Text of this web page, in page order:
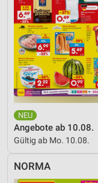
Angebote ab 10.08.
Gültig ab Mo. 10.08.
NORMA